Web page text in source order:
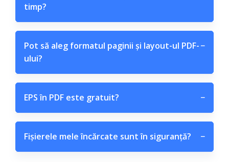
timp?
Pot să aleg formatul paginii și layout-ul PDF-
ului?
−
EPS în PDF este gratuit? −
Fișierele mele încărcate sunt în siguranță? −